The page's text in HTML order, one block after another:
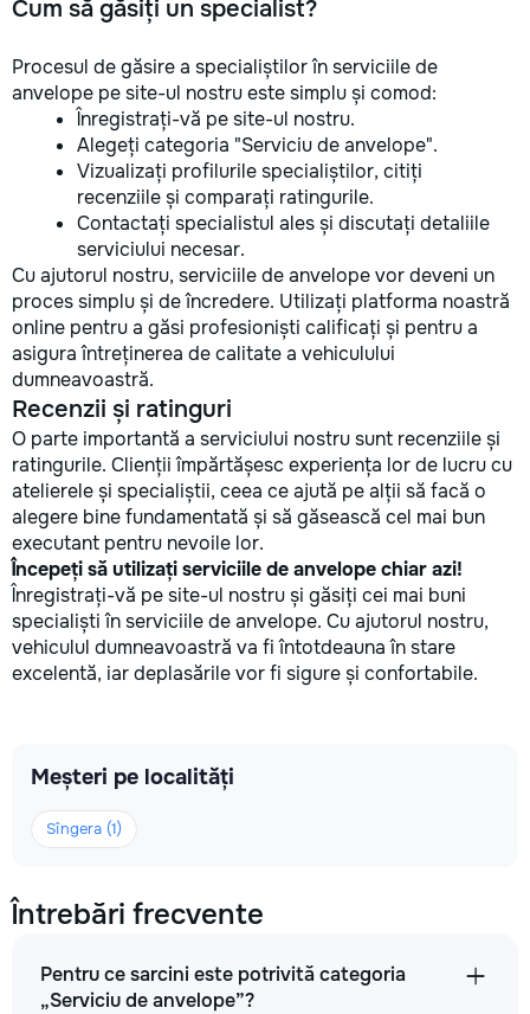
Cum să găsiți un specialist?
Procesul de găsire a specialiștilor în serviciile de
anvelope pe site-ul nostru este simplu și comod:
Înregistrați-vă pe site-ul nostru.
Alegeți categoria "Serviciu de anvelope".
Vizualizați profilurile specialiștilor, citiți
recenziile și comparați ratingurile.
Contactați specialistul ales și discutați detaliile
serviciului necesar.
Cu ajutorul nostru, serviciile de anvelope vor deveni un
proces simplu și de încredere. Utilizați platforma noastră
online pentru a găsi profesioniști calificați și pentru a
asigura întreținerea de calitate a vehiculului
dumneavoastră.
Recenzii și ratinguri
O parte importantă a serviciului nostru sunt recenziile și
ratingurile. Clienții împărtășesc experiența lor de lucru cu
atelierele și specialiștii, ceea ce ajută pe alții să facă o
alegere bine fundamentată și să găsească cel mai bun
executant pentru nevoile lor.
Începeți să utilizați serviciile de anvelope chiar azi!
Înregistrați-vă pe site-ul nostru și găsiți cei mai buni
specialiști în serviciile de anvelope. Cu ajutorul nostru,
vehiculul dumneavoastră va fi întotdeauna în stare
excelentă, iar deplasările vor fi sigure și confortabile.
Meșteri pe localități
Sîngera (1)
Întrebări frecvente
Pentru ce sarcini este potrivită categoria
„Serviciu de anvelope”?